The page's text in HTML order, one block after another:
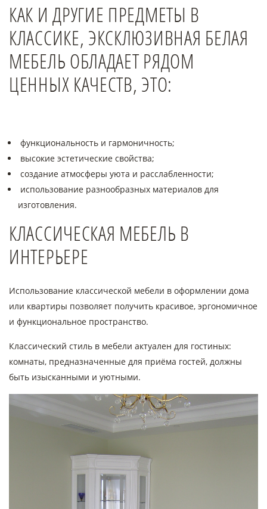
КАК И ДРУГИЕ ПРЕДМЕТЫ В
КЛАССИКЕ, ЭКСКЛЮЗИВНАЯ БЕЛАЯ
МЕБЕЛЬ ОБЛАДАЕТ РЯДОМ
ЦЕННЫХ КАЧЕСТВ, ЭТО:
функциональность и гармоничность;
высокие эстетические свойства;
создание атмосферы уюта и расслабленности;
использование разнообразных материалов для
изготовления.
КЛАССИЧЕСКАЯ МЕБЕЛЬ В
ИНТЕРЬЕРЕ
Использование классической мебели в оформлении дома
или квартиры позволяет получить красивое, эргономичное
и функциональное пространство.
Классический стиль в мебели актуален для гостиных:
комнаты, предназначенные для приёма гостей, должны
быть изысканными и уютными.